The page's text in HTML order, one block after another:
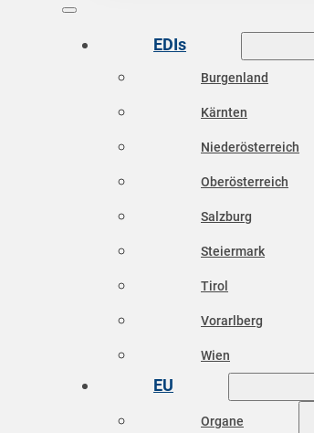
EDIs
Burgenland
Kärnten
Niederösterreich
Oberösterreich
Salzburg
Steiermark
Tirol
Vorarlberg
Wien
EU
Organe